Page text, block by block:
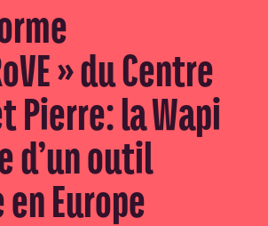
» du Centre
Pierre: la Wapi
d’un outil
Europe